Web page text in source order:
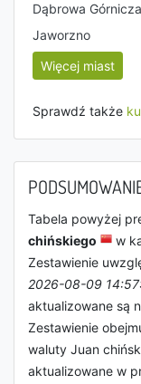
Dąbrowa Górnicza
Jaworzno
Więcej miast
Sprawdź także
Tabela powyżej
chińskiego
w
Zestawienie
2026-08-09
aktualizowane są
Zestawienie
waluty Juan
aktualizowane w